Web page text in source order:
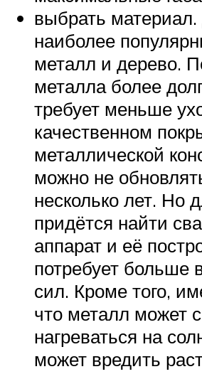
выбрать
наиболее
металл и дерево.
металла более
требует меньше
качественном
металлической
можно не
несколько лет. Но
придётся найти
аппарат и её
потребует больше
сил. Кроме того,
что металл может
нагреваться на
может вредить